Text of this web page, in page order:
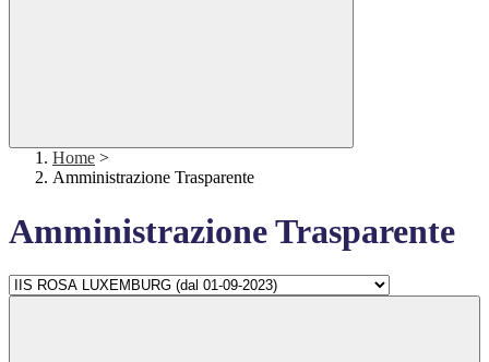
Home >
Amministrazione Trasparente
Amministrazione Trasparente